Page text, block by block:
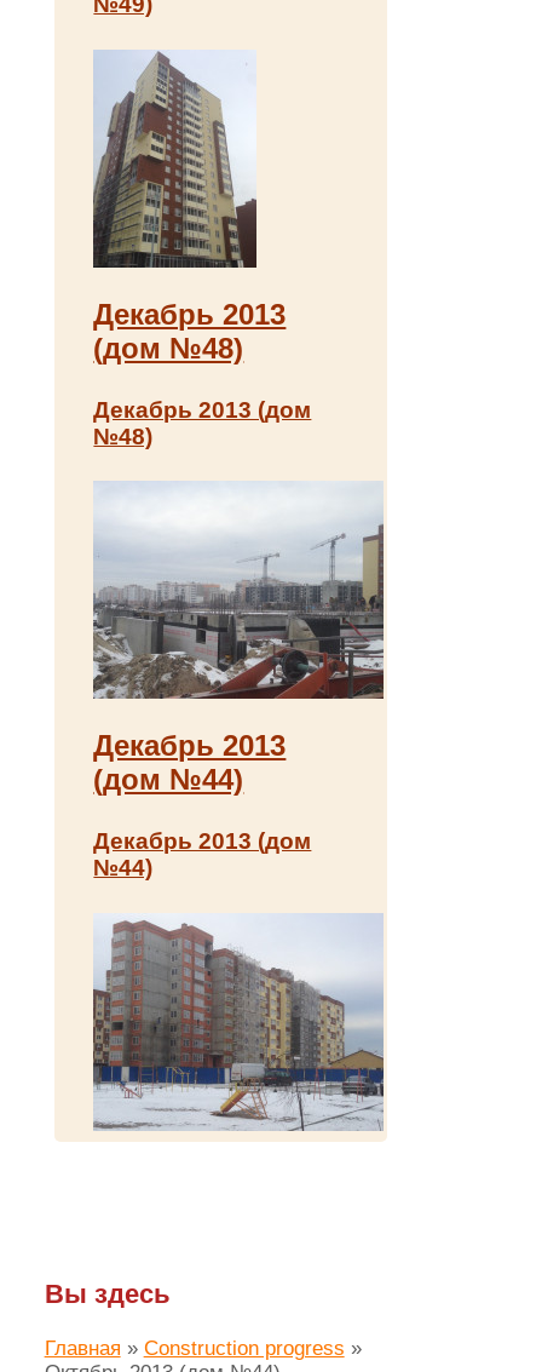
Декабрь 2013
(дом №48)
Декабрь 2013 (дом
№48)
Декабрь 2013
(дом №44)
Декабрь 2013 (дом
№44)
Вы здесь
Главная » Construction progress »